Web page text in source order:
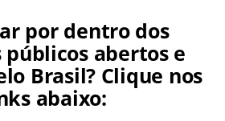
por dentro dos
públicos abertos e
Brasil? Clique nos
abaixo: